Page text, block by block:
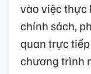
vào việc thực
chính sách,
quan trực
chương trình